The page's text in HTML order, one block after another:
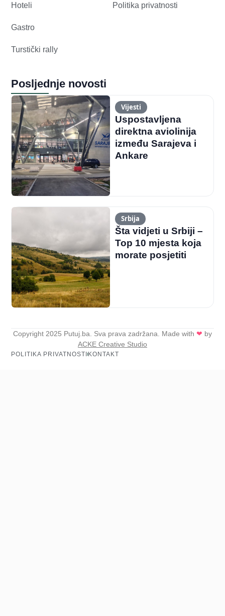
Hoteli
Gastro
Turstički rally
Politika privatnosti
Posljednje novosti
Vijesti
Uspostavljena
direktna aviolinija
između Sarajeva i
Ankare
Srbija
Šta vidjeti u Srbiji –
Top 10 mjesta koja
morate posjetiti
Copyright 2025 Putuj.ba. Sva prava zadržana. Made with ❤ by
ACKE Creative Studio
POLITIKA PRIVATNOSTIKONTAKT